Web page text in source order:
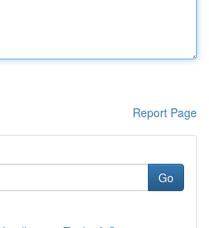
Report Page
Go